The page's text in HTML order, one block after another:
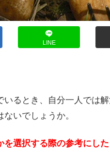
LINE
るとき、自分一人では
いでしょうか。
選択する際の参考にし